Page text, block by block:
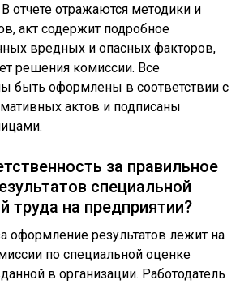
отчете отражаются методики и
акт содержит подробное
вредных и опасных факторов,
решения комиссии. Все
быть оформлены в соответствии с
актов и подписаны
за правильное
специальной
труда на предприятии?
оформление результатов лежит на
по специальной оценке
в организации. Работодатель